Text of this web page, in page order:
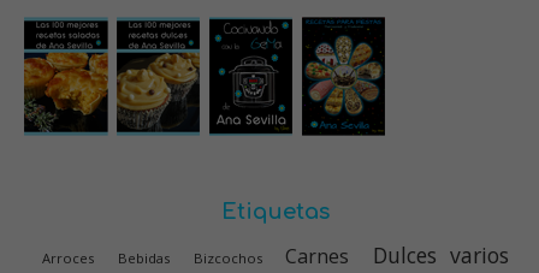
Etiquetas
Arroces Bebidas Bizcochos Carnes Dulces varios